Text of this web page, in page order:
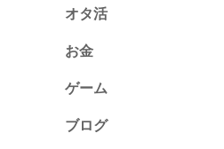
オタ活
お金
ゲーム
ブログ